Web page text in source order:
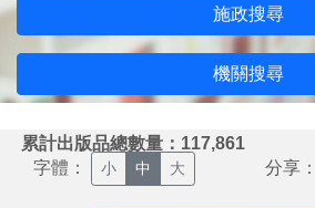
施政搜尋
機關搜尋
累計出版品總數量：117,861
字體： 小 中 大 分享：